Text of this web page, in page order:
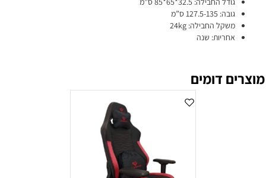
גובה: 127.5-135 ס”מ
משקל החבילה: 24kg
אחריות: שנה
מוצרים דומים